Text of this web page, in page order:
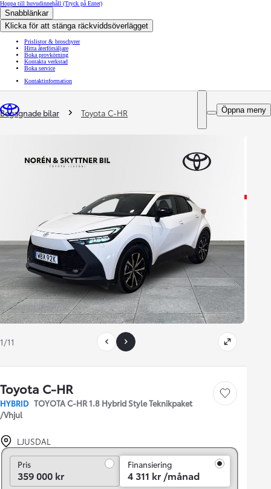
Hoppa till huvudinnehåll (Tryck på Enter)
Snabblänkar
Klicka för att stänga räckviddsöverlägget
Prislistor & broschyrer
Hitta återförsäljare
Boka provkörning
Kontakta verkstad
Boka service
Kontaktinformation
Öppna meny
You are here
Begagnade bilar Toyota C-HR
1/11
Toyota C-HR
HYBRID TOYOTA C-HR 1.8 Hybrid Style Teknikpaket
/Vhjul
Save car
LJUSDAL
PrisPris
359 000 kr
Finansiering
4 311 kr /månad